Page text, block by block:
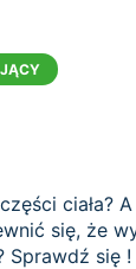
ciała?
się, że
Sprawdź się